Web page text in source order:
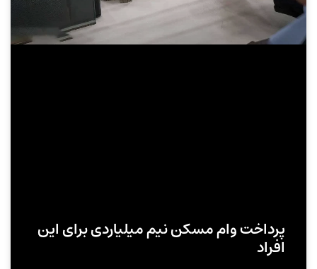
پرداخت وام مسکن نیم میلیاردی برای این
افراد